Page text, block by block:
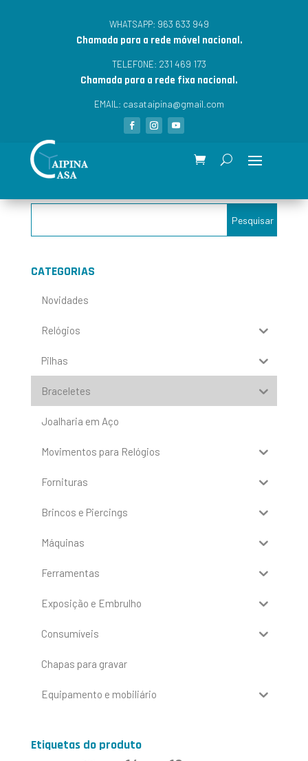
WHATSAPP: 963 633 949
Chamada para a rede móvel nacional.
TELEFONE: 231 469 173
Chamada para a rede fixa nacional.
EMAIL: casataipina@gmail.com
CATEGORIAS
Novidades
Relógios
Pilhas
Braceletes
Joalharia em Aço
Movimentos para Relógios
Fornituras
Brincos e Piercings
Máquinas
Ferramentas
Exposição e Embrulho
Consumíveis
Chapas para gravar
Equipamento e mobiliário
Etiquetas do produto